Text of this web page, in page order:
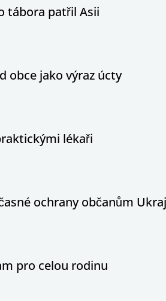
tábora patřil Asii
obce jako výraz úcty
lékaři
ochrany občanům
pro celou rodinu